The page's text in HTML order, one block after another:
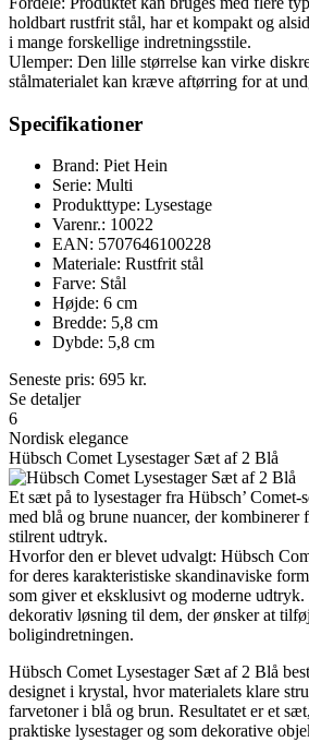
holdbart rustfrit stål, har et kompakt og
i mange forskellige indretningsstile.
Ulemper: Den lille størrelse kan virke
stålmaterialet kan kræve aftørring for at
Specifikationer
Brand: Piet Hein
Serie: Multi
Produkttype: Lysestage
Varenr.: 10022
EAN: 5707646100228
Materiale: Rustfrit stål
Farve: Stål
Højde: 6 cm
Bredde: 5,8 cm
Dybde: 5,8 cm
Seneste pris: 695 kr.
Se detaljer
6
Nordisk elegance
Hübsch Comet Lysestager Sæt af 2 Blå
Et sæt på to lysestager fra Hübsch’
med blå og brune nuancer, der kombinerer
stilrent udtryk.
Hvorfor den er blevet udvalgt: Hübsch
for deres karakteristiske skandinaviske
som giver et eksklusivt og moderne
dekorativ løsning til dem, der ønsker at
boligindretningen.
Hübsch Comet Lysestager Sæt af 2 Blå
designet i krystal, hvor materialets klare
farvetoner i blå og brun. Resultatet er et
praktiske lysestager og som dekorative